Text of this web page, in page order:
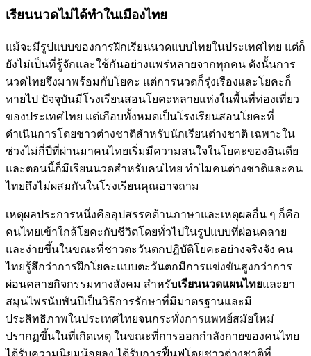
เรียนนวดไม่ได้ทำในเมืองไทย
แม้จะมีรูปแบบของการฝึกเรียนนวดแบบไทยในประเทศไทย แต่ก็
ยังไม่เป็นที่รู้จักและใช้กันอย่างแพร่หลายจากทุกคน ดังนั้นการ
นวดไทยจึงมาพร้อมกับโยคะ แต่การนวดก็รุ่งเรืองและโยคะก็
หายไป ปัจจุบันมีโรงเรียนสอนโยคะหลายแห่งในพื้นที่ท่องเที่ยว
ของประเทศไทย แต่เกือบทั้งหมดเป็นโรงเรียนสอนโยคะที่
ดำเนินการโดยชาวต่างชาติสำหรับนักเรียนต่างชาติ เฉพาะใน
ช่วงไม่กี่ปีที่ผ่านมาคนไทยเริ่มมีความสนใจในโยคะของอินเดีย
และตอนนี้ก็มีเรียนนวดสำหรับคนไทย ทำไมคนต่างชาติและคน
ไทยถึงไม่ผสมกันในโรงเรียนคุณอาจถาม
เหตุผลประการหนึ่งคืออุปสรรคด้านภาษาและเหตุผลอื่น ๆ ก็คือ
คนไทยเข้าใกล้โยคะกับชีวิตโดยทั่วไปในรูปแบบที่ผ่อนคลาย
และง่ายขึ้นในขณะที่ชาวตะวันตกปฏิบัติโยคะอย่างจริงจัง คน
ไทยรู้สึกว่าการฝึกโยคะแบบตะวันตกมีการแข่งขันสูงกว่าการ
ผ่อนคลายกิจกรรมทางสังคม สำหรับเรียนนวดแผนไทยและยา
สมุนไพรนับพันปีเป็นวิธีการรักษาที่มีมาตรฐานและมี
ประสิทธิภาพในประเทศไทยจนกระทั่งการแพทย์สมัยใหม่
ปรากฏขึ้นในที่เกิดเหตุ ในขณะที่การออกกำลังกายของคนไทย
ได้รับความนิยมน้อยลง ได้รับการฟื้นฟูโดยชาวต่างชาติที่